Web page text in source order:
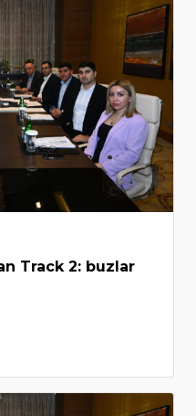
Track 2: buzlar